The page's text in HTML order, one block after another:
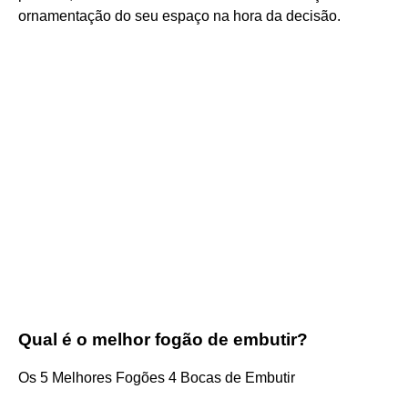
ornamentação do seu espaço na hora da decisão.
Qual é o melhor fogão de embutir?
Os 5 Melhores Fogões 4 Bocas de Embutir